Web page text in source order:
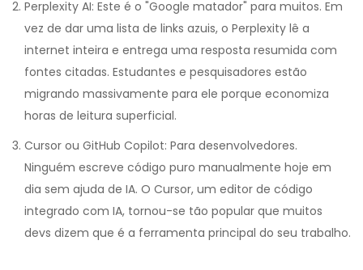
Perplexity AI: Este é o "Google matador" para muitos. Em
vez de dar uma lista de links azuis, o Perplexity lê a
internet inteira e entrega uma resposta resumida com
fontes citadas. Estudantes e pesquisadores estão
migrando massivamente para ele porque economiza
horas de leitura superficial.
Cursor ou GitHub Copilot: Para desenvolvedores.
Ninguém escreve código puro manualmente hoje em
dia sem ajuda de IA. O Cursor, um editor de código
integrado com IA, tornou-se tão popular que muitos
devs dizem que é a ferramenta principal do seu trabalho.